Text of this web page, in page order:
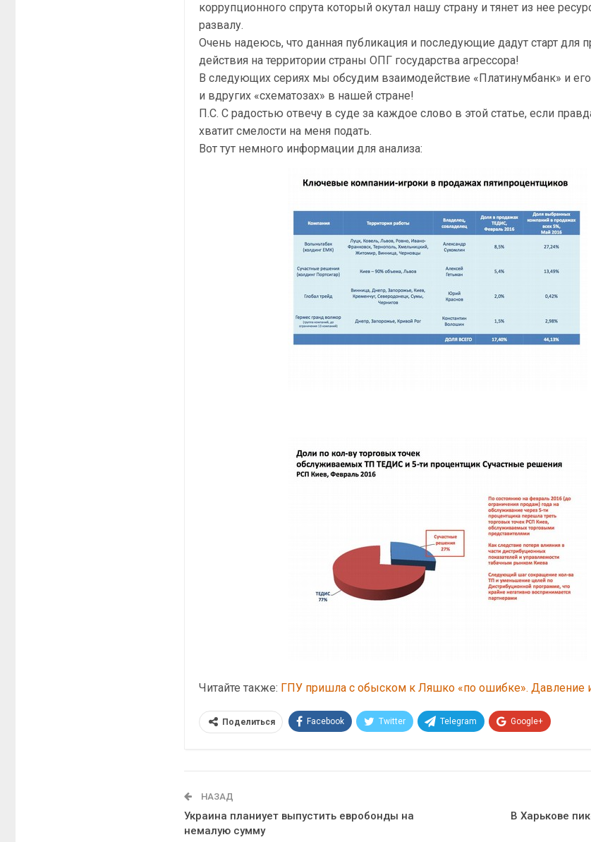
коррупционного спрута который окутал нашу страну и тянет из нее
развалу.
Очень надеюсь, что данная публикация и последующие дадут старт для
действия на территории страны ОПГ государства агрессора!
В следующих сериях мы обсудим взаимодействие «Платинумбанк» и
и вдругих «схематозах» в нашей стране!
П.С. С радостью отвечу в суде за каждое слово в этой статье, если
хватит смелости на меня подать.
Вот тут немного информации для анализа:
Читайте также: ГПУ пришла с обыском к Ляшко «по ошибке». Давление
Поделиться Facebook Twitter Telegram Google+
НАЗАД
Украина планиует выпустить евробонды на
немалую сумму
В Харькове